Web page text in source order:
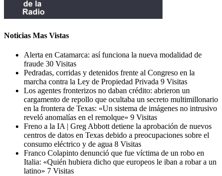
Noticias Mas Vistas
Alerta en Catamarca: así funciona la nueva modalidad de
fraude 30 Visitas
Pedradas, corridas y detenidos frente al Congreso en la
marcha contra la Ley de Propiedad Privada 9 Visitas
Los agentes fronterizos no daban crédito: abrieron un
cargamento de repollo que ocultaba un secreto multimillonario
en la frontera de Texas: «Un sistema de imágenes no intrusivo
reveló anomalías en el remolque» 9 Visitas
Freno a la IA | Greg Abbott detiene la aprobación de nuevos
centros de datos en Texas debido a preocupaciones sobre el
consumo eléctrico y de agua 8 Visitas
Franco Colapinto denunció que fue víctima de un robo en
Italia: «Quién hubiera dicho que europeos le iban a robar a un
latino» 7 Visitas